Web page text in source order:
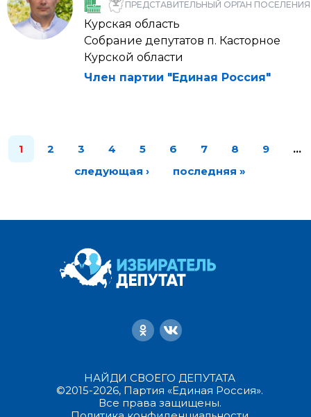
ПРЕДСТАВИТЕЛЬНЫЙ ОРГАН ПОСЕЛЕНИЯ
Курская область
Собрание депутатов п. Касторное
Курской области
Член партии "Единая Россия"
1 2 3 4 5 6 7 8 9
…
следующая ›
последняя »
НАЙДИ СВОЕГО ДЕПУТАТА
©2015-2026, Партия «Единая Россия».
Все права защищены.